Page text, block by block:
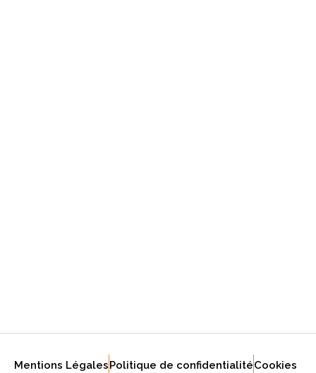
Mentions LégalesPolitique de confidentialitéCookies